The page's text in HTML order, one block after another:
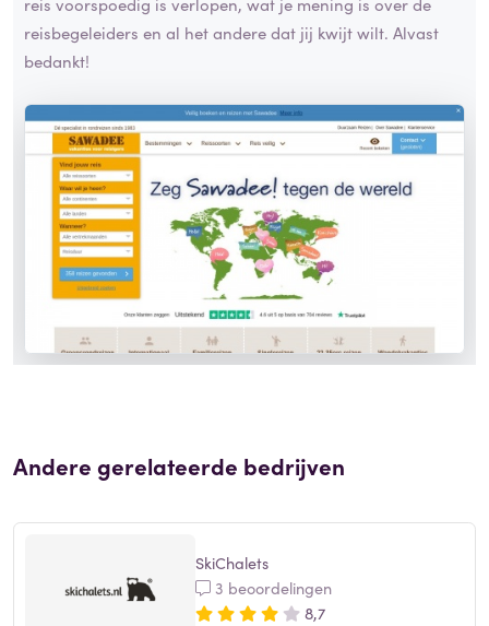
reisbegeleiders en al het andere dat jij kwijt wilt. Alvast
bedankt!
Andere gerelateerde bedrijven
SkiChalets
3 beoordelingen
8,7